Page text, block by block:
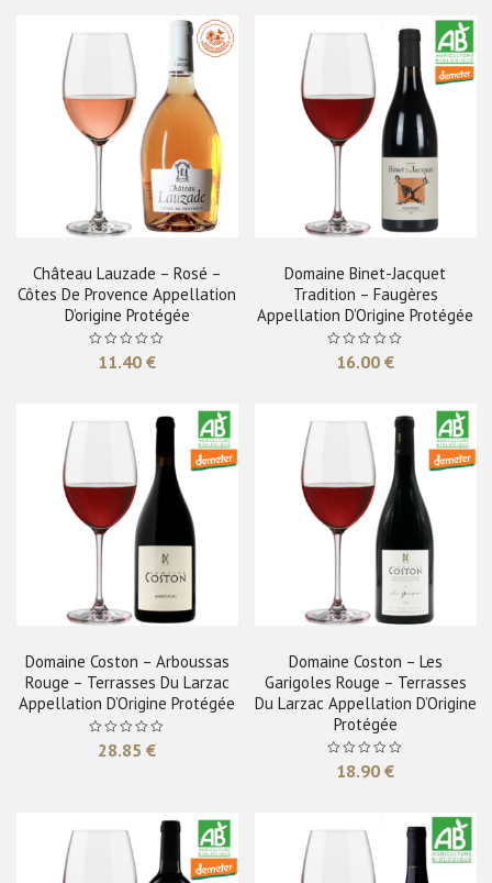
Château Lauzade – Rosé –
Côtes De Provence Appellation
D’origine Protégée
11.40 €
Domaine Binet-Jacquet
Tradition – Faugères
Appellation D’Origine Protégée
16.00 €
Domaine Coston – Arboussas
Rouge – Terrasses Du Larzac
Appellation D’Origine Protégée
28.85 €
Domaine Coston – Les
Garigoles Rouge – Terrasses
Du Larzac Appellation D’Origine
Protégée
18.90 €